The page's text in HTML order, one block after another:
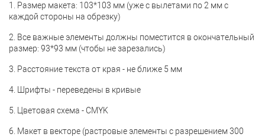
1. Размер макета: 103*103 мм (уже с вылетами по 2 мм с
каждой стороны на обрезку)
2. Все важные элементы должны поместится в окончательный
размер: 93*93 мм (чтобы не зарезались)
3. Расстояние текста от края - не ближе 5 мм
4. Шрифты - переведены в кривые
5. Цветовая схема - CMYK
6. Макет в векторе (растровые элементы с разрешением 300